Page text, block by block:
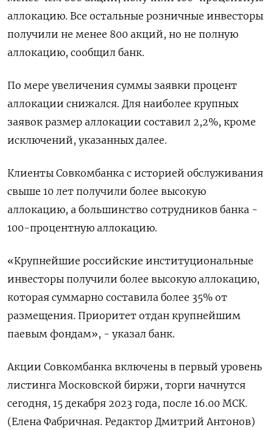
аллокацию. Все остальные розничные инвесторы
получили не менее 800 акций, но не полную
аллокацию, сообщил банк.
По мере увеличения суммы заявки процент
аллокации снижался. Для наиболее крупных
заявок размер аллокации составил 2,2%, кроме
исключений, указанных далее.
Клиенты Совкомбанка с историей обслуживания
свыше 10 лет получили более высокую
аллокацию, а большинство сотрудников банка -
100-процентную аллокацию.
«Крупнейшие российские институциональные
инвесторы получили более высокую аллокацию,
которая суммарно составила более 35% от
размещения. Приоритет отдан крупнейшим
паевым фондам», - указал банк.
Акции Совкомбанка включены в первый уровень
листинга Московской биржи, торги начнутся
сегодня, 15 декабря 2023 года, после 16.00 МСК.
(Елена Фабричная. Редактор Дмитрий Антонов)